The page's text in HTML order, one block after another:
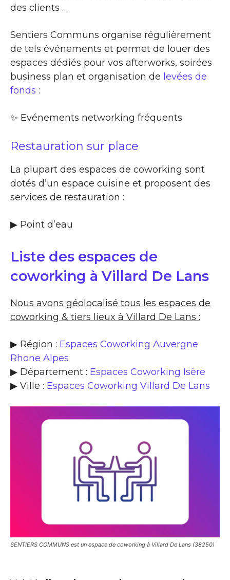
des clients …
Sentiers Communs organise régulièrement
de tels événements et permet de louer des
espaces dédiés pour vos afterworks, soirées
business plan et organisation de levées de
fonds :
✨​ Evénements networking fréquents
Restauration sur place
La plupart des espaces de coworking sont
dotés d’un espace cuisine et proposent des
services de restauration :
▶​ Point d’eau
Liste des espaces de
coworking à Villard De Lans
Nous avons géolocalisé tous les espaces de
coworking & tiers lieux à Villard De Lans :
▶ Région : Espaces Coworking Auvergne
Rhone Alpes
▶ Département : Espaces Coworking Isère
▶ Ville : Espaces Coworking Villard De Lans
SENTIERS COMMUNS est un espace de coworking à Villard De Lans (38250)